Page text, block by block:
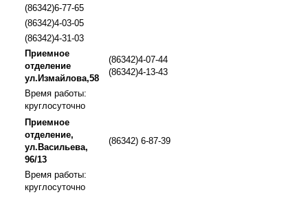
(86342)6-77-65
(86342)4-03-05
(86342)4-31-03
Приемное
отделение
ул.Измайлова,58
(86342)4-07-44
(86342)4-13-43
Время работы:
круглосуточно
Приемное
отделение,
ул.Васильева,
96/13
(86342) 6-87-39
Время работы:
круглосуточно